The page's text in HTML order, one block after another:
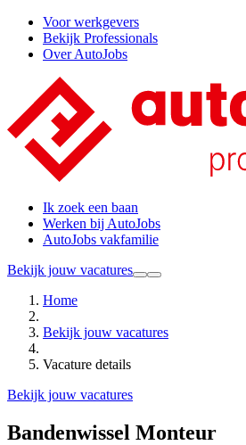
Voor werkgevers
Bekijk Professionals
Over AutoJobs
Ik zoek een baan
Werken bij AutoJobs
AutoJobs vakfamilie
Bekijk jouw vacatures
Home
Bekijk jouw vacatures
Vacature details
Bekijk jouw vacatures
Bandenwissel Monteur